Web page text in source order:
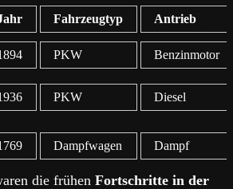
Fahrzeugtyp Antrieb
PKW Benzinmotor
PKW Diesel
Dampfwagen Dampf
die frühen Fortschritte in der